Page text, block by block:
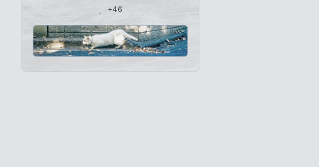
+46